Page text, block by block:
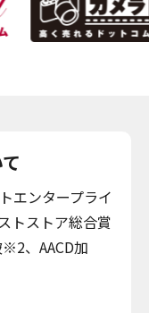
エンタープライ
トストア総合賞
、AACD加